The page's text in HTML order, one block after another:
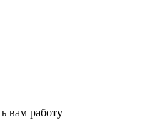
вам работу